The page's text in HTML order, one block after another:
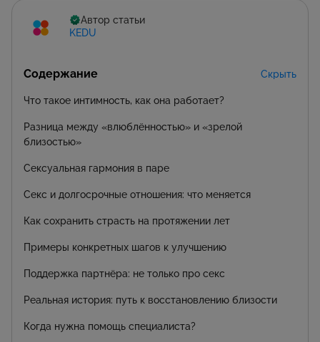
Автор статьи
KEDU
Содержание Скрыть
Что такое интимность, как она работает?
Разница между «влюблённостью» и «зрелой
близостью»
Сексуальная гармония в паре
Секс и долгосрочные отношения: что меняется
Как сохранить страсть на протяжении лет
Примеры конкретных шагов к улучшению
Поддержка партнёра: не только про секс
Реальная история: путь к восстановлению близости
Когда нужна помощь специалиста?